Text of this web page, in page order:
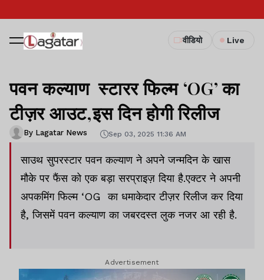
वीडियो Live
पवन कल्याण स्टारर फिल्म ‘OG’ का
टीज़र आउट,इस दिन होगी रिलीज
By Lagatar News Sep 03, 2025 11:36 AM
साउथ सुपरस्टार पवन कल्याण ने अपने जन्मदिन के खास
मौके पर फैंस को एक बड़ा सरप्राइज़ दिया है.एक्टर ने अपनी
अपकमिंग फिल्म ‘OG का धमाकेदार टीज़र रिलीज कर दिया
है, जिसमें पवन कल्याण का जबरदस्त लुक नजर आ रही है.
Advertisement